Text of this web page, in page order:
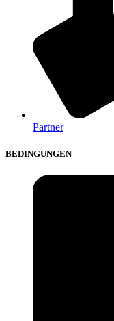
Partner
BEDINGUNGEN